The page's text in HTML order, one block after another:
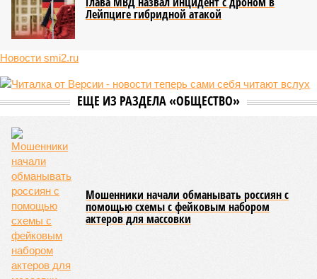
Лейпциге гибридной атакой
Новости smi2.ru
ЕЩЕ ИЗ РАЗДЕЛА «ОБЩЕСТВО»
Мошенники начали обманывать россиян с
помощью схемы с фейковым набором
актеров для массовки